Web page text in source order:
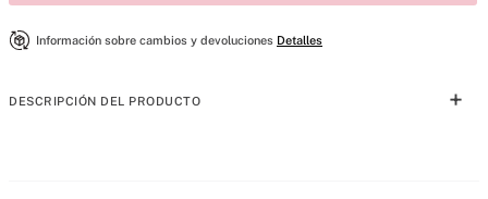
Información sobre cambios y devoluciones Detalles
DESCRIPCIÓN DEL PRODUCTO